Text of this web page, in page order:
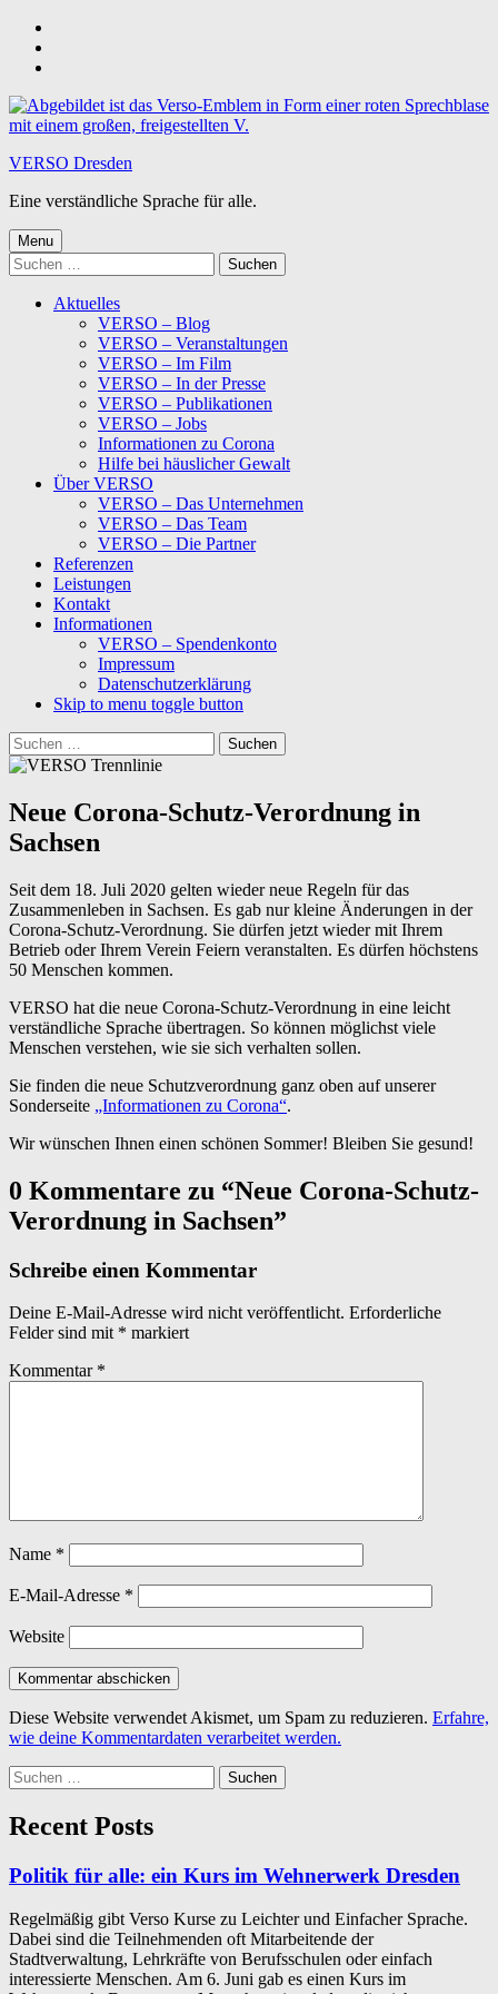
content
footer
VERSO Dresden
Eine verständliche Sprache für alle.
Menu
Suchen
nach:
Aktuelles
VERSO – Blog
VERSO – Veranstaltungen
VERSO – Im Film
VERSO – In der Presse
VERSO – Publikationen
VERSO – Jobs
Informationen zu Corona
Hilfe bei häuslicher Gewalt
Über VERSO
VERSO – Das Unternehmen
VERSO – Das Team
VERSO – Die Partner
Referenzen
Leistungen
Kontakt
Informationen
VERSO – Spendenkonto
Impressum
Datenschutzerklärung
Skip to menu toggle button
Suchen
nach:
Neue Corona-Schutz-Verordnung in
Sachsen
Seit dem 18. Juli 2020 gelten wieder neue Regeln für das
Zusammenleben in Sachsen. Es gab nur kleine Änderungen in der
Corona-Schutz-Verordnung. Sie dürfen jetzt wieder mit Ihrem
Betrieb oder Ihrem Verein Feiern veranstalten. Es dürfen höchstens
50 Menschen kommen.
VERSO hat die neue Corona-Schutz-Verordnung in eine leicht
verständliche Sprache übertragen. So können möglichst viele
Menschen verstehen, wie sie sich verhalten sollen.
Sie finden die neue Schutzverordnung ganz oben auf unserer
Sonderseite „Informationen zu Corona“.
Wir wünschen Ihnen einen schönen Sommer! Bleiben Sie gesund!
Skip
back
to
navigation
0 Kommentare zu “Neue Corona-Schutz-
Verordnung in Sachsen”
Schreibe einen Kommentar
Deine E-Mail-Adresse wird nicht veröffentlicht. Erforderliche
Felder sind mit * markiert
Kommentar *
Name *
E-Mail-Adresse *
Website
Diese Website verwendet Akismet, um Spam zu reduzieren. Erfahre,
wie deine Kommentardaten verarbeitet werden.
Suchen
nach:
Recent Posts
Politik für alle: ein Kurs im Wehnerwerk Dresden
Regelmäßig gibt Verso Kurse zu Leichter und Einfacher Sprache.
Dabei sind die Teilnehmenden oft Mitarbeitende der
Stadtverwaltung, Lehrkräfte von Berufsschulen oder einfach
interessierte Menschen. Am 6. Juni gab es einen Kurs im